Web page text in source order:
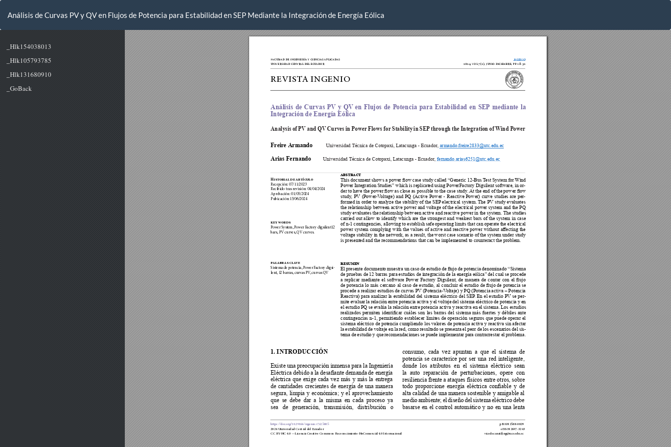
Análisis de Curvas PV y QV en Flujos de Potencia para Estabilidad en SEP Mediante la Integración de Energía Eólica